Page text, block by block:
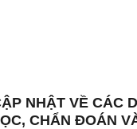
NHẬT VỀ CÁC
CHẨN ĐOÁN